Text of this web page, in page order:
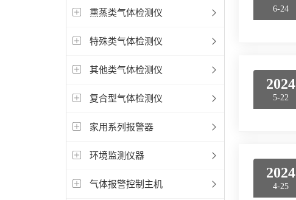
熏蒸类气体检测仪
特殊类气体检测仪
其他类气体检测仪
复合型气体检测仪
家用系列报警器
环境监测仪器
气体报警控制主机
6-24
2024
5-22
2024
4-25